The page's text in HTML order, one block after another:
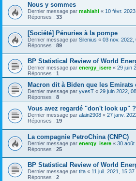
Nous y sommes
Dernier message par mahiahi « 10 févr.
Réponses : 33
[Société] Pénuries à la pompe
Dernier message par Silenius « 03 nov. 2022,
Réponses : 89
BP Statistical Review of World
Dernier message par energy_isere « 29 juin
Réponses : 1
Macron dit à Biden que les Emirats
Dernier message par yvesT « 29 juin 2022,
Réponses : 8
Vous avez regardé "don't look up" ?
Dernier message par alain2908 « 27 janv.
Réponses : 19
La compagnie PetroChina (CNPC)
Dernier message par energy_isere « 30 août
Réponses : 25
BP Statistical Review of World
Dernier message par tita « 11 juil. 2021, 15:37
Réponses : 2